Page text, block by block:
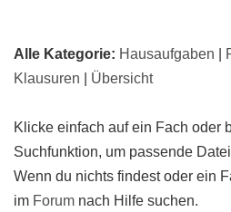
Alle Kategorie: Hausaufgaben
Klausuren
Übersicht
Klicke einfach auf ein Fach oder
Suchfunktion, um passende
Wenn du nichts findest oder ein
im Forum nach Hilfe suchen.